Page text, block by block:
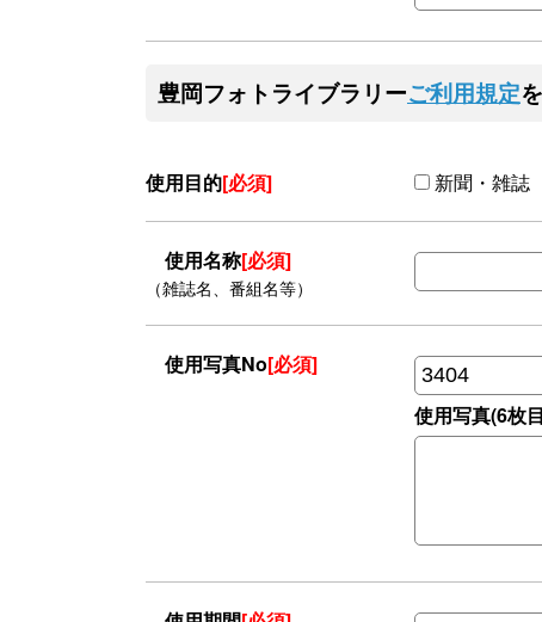
豊岡フォトライブラリーご利用規定
使用目的[必須] 新聞・雑誌
使用名称[必須]
（雑誌名、番組名等）
使用写真No[必須]
使用写真(6枚